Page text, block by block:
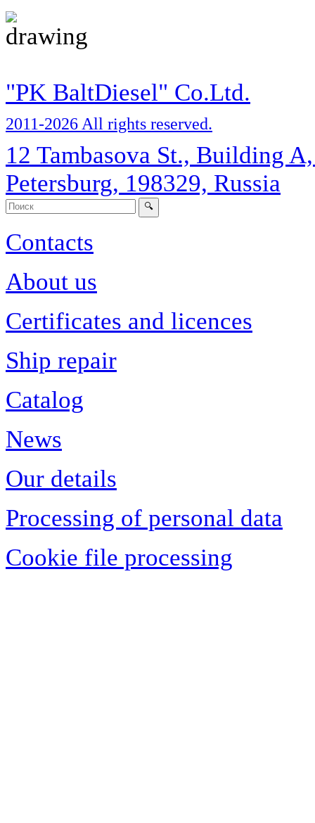
"PK BaltDiesel" Co.Ltd.
2011-2026 All rights reserved.
12 Tambasova St., Building
Petersburg, 198329, Russia
Contacts
About us
Certificates and licences
Ship repair
Catalog
News
Our details
Processing of personal data
Cookie file processing